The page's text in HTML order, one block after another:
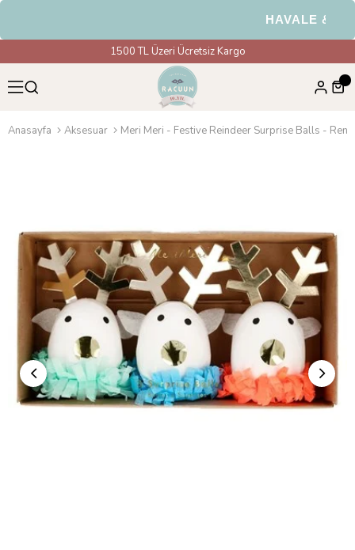
HAVALE &
1500 TL Üzeri Ücretsiz Kargo
Anasayfa Aksesuar